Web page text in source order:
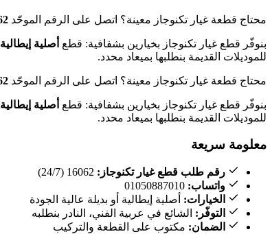
محتاج قطعة غيار تكنوجاز معينة؟ اتصل على الرقم الموحّد
بنوفّر قطع غيار تكنوجاز بخيارين بشفافية: قطع أصلية إيطالية
للموديلات القديمة بنطلبها بميعاد محدد.
محتاج قطعة غيار تكنوجاز معينة؟ اتصل على الرقم الموحّد
بنوفّر قطع غيار تكنوجاز بخيارين بشفافية: قطع أصلية إيطالية
للموديلات القديمة بنطلبها بميعاد محدد.
معلومة سريعة
رقم طلب قطع غيار تكنوجاز:
واتساب:
الخيارات: أصلية إيطالية أو بديلة عالية الجودة
التوفّر: الشائع في عربية الفني، النادر بنطلبه
الضمان: مكتوب على القطعة والتركيب